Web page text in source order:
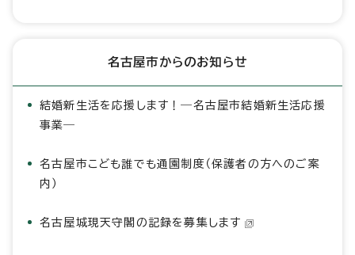
名古屋市からのお知らせ
結婚新生活を応援します！―名古屋市結婚新生活応援
事業―
名古屋市こども誰でも通園制度（保護者の方へのご案
内）
名古屋城現天守閣の記録を募集します